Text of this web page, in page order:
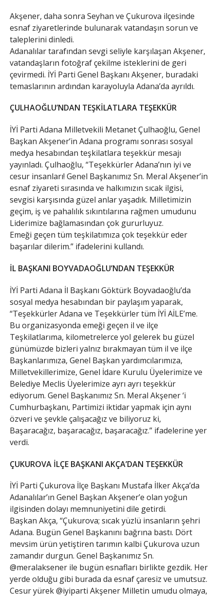
Akşener, daha sonra Seyhan ve Çukurova ilçesinde
esnaf ziyaretlerinde bulunarak vatandaşın sorun ve
taleplerini dinledi.
Adanalılar tarafından sevgi seliyle karşılaşan Akşener,
vatandaşların fotoğraf çekilme isteklerini de geri
çevirmedi. İYİ Parti Genel Başkanı Akşener, buradaki
temaslarının ardından karayoluyla Adana’da ayrıldı.
ÇULHAOĞLU’NDAN TEŞKİLATLARA TEŞEKKÜR
İYİ Parti Adana Milletvekili Metanet Çulhaoğlu, Genel
Başkan Akşener’in Adana programı sonrası sosyal
medya hesabından teşkilatlara teşekkür mesajı
yayınladı. Çulhaoğlu, “Teşekkürler Adana’nın iyi ve
cesur insanları! Genel Başkanımız Sn. Meral Akşener’in
esnaf ziyareti sırasında ve halkımızın sıcak ilgisi,
sevgisi karşısında güzel anlar yaşadık. Milletimizin
geçim, iş ve pahalılık sıkıntılarına rağmen umudunu
Liderimize bağlamasından çok gururluyuz.
Emeği geçen tüm teşkilatımıza çok teşekkür eder
başarılar dilerim.” ifadelerini kullandı.
İL BAŞKANI BOYVADAOĞLU’NDAN TEŞEKKÜR
İYİ Parti Adana İl Başkanı Göktürk Boyvadaoğlu’da
sosyal medya hesabından bir paylaşım yaparak,
“Teşekkürler Adana ve Teşekkürler tüm İYİ AİLE’me.
Bu organizasyonda emeği geçen il ve ilçe
Teşkilatlarıma, kilometrelerce yol gelerek bu güzel
günümüzde bizleri yalnız bırakmayan tüm il ve ilçe
Başkanlarımıza, Genel Başkan yardımcılarımıza,
Milletvekillerimize, Genel İdare Kurulu Üyelerimize ve
Belediye Meclis Üyelerimize ayrı ayrı teşekkür
ediyorum. Genel Başkanımız Sn. Meral Akşener ‘i
Cumhurbaşkanı, Partimizi iktidar yapmak için aynı
özveri ve şevkle çalışacağız ve biliyoruz ki,
Başaracağız, başaracağız, başaracağız.” ifadelerine yer
verdi.
ÇUKUROVA İLÇE BAŞKANI AKÇA’DAN TEŞEKKÜR
İYİ Parti Çukurova İlçe Başkanı Mustafa İlker Akça’da
Adanalılar’ın Genel Başkan Akşener’e olan yoğun
ilgisinden dolayı memnuniyetini dile getirdi.
Başkan Akça, “Çukurova; sıcak yüzlü insanların şehri
Adana. Bugün Genel Başkanını bağrına bastı. Dört
mevsim ürün yetiştiren tarımın kalbi Çukurova uzun
zamandır durgun. Genel Başkanımız Sn.
@meralaksener ile bugün esnafları birlikte gezdik. Her
yerde olduğu gibi burada da esnaf çaresiz ve umutsuz.
Cesur yürek @iyiparti Akşener Milletin umudu olmaya,